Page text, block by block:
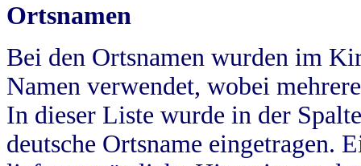
Ortsnamen
Bei den Ortsnamen wurden im
Namen verwendet, wobei
In dieser Liste wurde in der
deutsche Ortsname eingetragen.